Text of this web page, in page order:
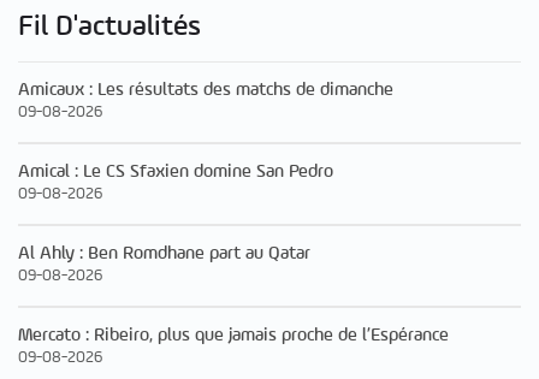
Fil D'actualités
Amicaux : Les résultats des matchs de dimanche
09-08-2026
Amical : Le CS Sfaxien domine San Pedro
09-08-2026
Al Ahly : Ben Romdhane part au Qatar
09-08-2026
Mercato : Ribeiro, plus que jamais proche de l’Espérance
09-08-2026